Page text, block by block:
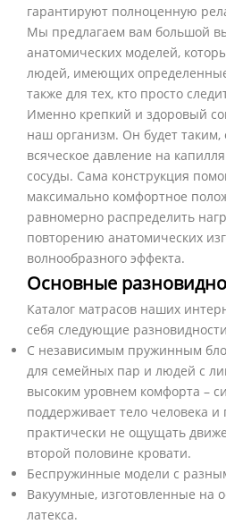
гарантируют полноценную
Мы предлагаем вам большой
анатомических моделей,
людей, имеющих
также для тех, кто просто
Именно крепкий и здоровый
наш организм. Он будет таким,
всяческое давление на
сосуды. Сама конструкция
максимально комфортное
равномерно распределить
повторению анатомических
волнообразного эффекта.
Основные
Каталог матрасов наших
себя следующие
С независимым пружинным
для семейных пар и людей с
высоким уровнем комфорта –
поддерживает тело человека и
практически не ощущать
второй половине кровати.
Беспружинные модели с
Вакуумные, изготовленные на
латекса.